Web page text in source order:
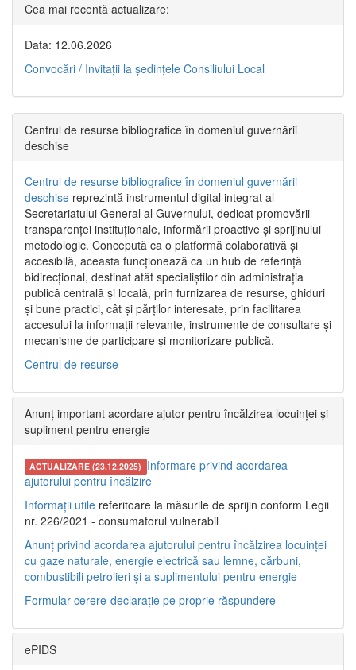
Cea mai recentă actualizare:
Data: 12.06.2026
Convocări / Invitaţii la şedinţele Consiliului Local
Centrul de resurse bibliografice în domeniul guvernării
deschise
Centrul de resurse bibliografice în domeniul guvernării
deschise reprezintă instrumentul digital integrat al
Secretariatului General al Guvernului, dedicat promovării
transparenței instituționale, informării proactive și sprijinului
metodologic. Concepută ca o platformă colaborativă și
accesibilă, aceasta funcționează ca un hub de referință
bidirecțional, destinat atât specialiștilor din administrația
publică centrală și locală, prin furnizarea de resurse, ghiduri
și bune practici, cât și părților interesate, prin facilitarea
accesului la informații relevante, instrumente de consultare și
mecanisme de participare și monitorizare publică.
Centrul de resurse
Anunț important acordare ajutor pentru încălzirea locuinței și
supliment pentru energie
ACTUALIZARE (23.12.2025) Informare privind acordarea
ajutorului pentru încălzire
Informații utile referitoare la măsurile de sprijin conform Legii
nr. 226/2021 - consumatorul vulnerabil
Anunț privind acordarea ajutorului pentru încălzirea locuinței
cu gaze naturale, energie electrică sau lemne, cărbuni,
combustibili petrolieri și a suplimentului pentru energie
Formular cerere-declarație pe proprie răspundere
ePIDS